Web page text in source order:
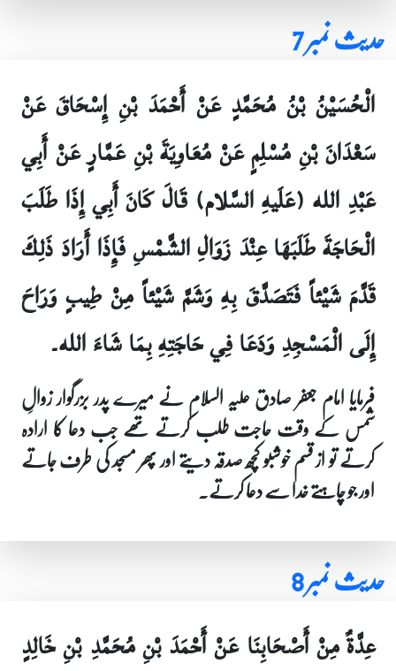
حدیث نمبر 7
الْحُسَيْنُ بْنُ مُحَمَّدٍ عَنْ أَحْمَدَ بْنِ إِسْحَاقَ عَنْ
سَعْدَانَ بْنِ مُسْلِمٍ عَنْ مُعَاوِيَةَ بْنِ عَمَّارٍ عَنْ أَبِي
عَبْدِ الله (عَلَيهِ السَّلام) قَالَ كَانَ أَبِي إِذَا طَلَبَ
الْحَاجَةَ طَلَبَهَا عِنْدَ زَوَالِ الشَّمْسِ فَإِذَا أَرَادَ ذَلِكَ
قَدَّمَ شَيْئاً فَتَصَدَّقَ بِهِ وَشَمَّ شَيْئاً مِنْ طِيبٍ وَرَاحَ
إِلَى الْمَسْجِدِ وَدَعَا فِي حَاجَتِهِ بِمَا شَاءَ الله۔
فرمایا امام جعفر صادق علیہ السلام نے میرے پدر بزرگوار زوالِ
شمس کے وقت حاجت طلب کرتے تھے جب دعا کا ارادہ
کرتے تو از قسم خوشبو کچھ صدقہ دیتے اور پھر مسجد کی طرف جاتے
اور جو چاہتے خدا سے دعا کرتے۔
حدیث نمبر 8
عِدَّةٌ مِنْ أَصْحَابِنَا عَنْ أَحْمَدَ بْنِ مُحَمَّدِ بْنِ خَالِدٍ